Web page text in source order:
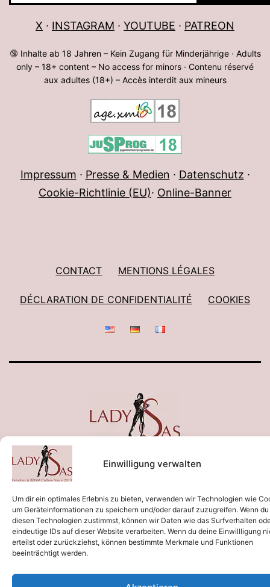
Einwilligung verwalten
Um dir ein optimales Erlebnis zu bieten, verwenden wir Technologien wie
um Geräteinformationen zu speichern und/oder darauf zuzugreifen. Wenn du
diesen Technologien zustimmst, können wir Daten wie das Surfverhalten
eindeutige IDs auf dieser Website verarbeiten. Wenn du deine Einwillligung
erteilst oder zurückziehst, können bestimmte Merkmale und Funktionen
beeinträchtigt werden.
X ∙ INSTAGRAM ∙ YOUTUBE ∙ PATREON
🔞 Inhalte ab 18 Jahren – Kein Zugang für Minderjährige · Adults
only – 18+ content – No access for minors · Contenu réservé
aux adultes (18+) – Accès interdit aux mineurs
Impressum ∙ Presse & Medien ∙ Datenschutz ∙
Cookie-Richtlinie (EU)∙ Online-Banner
CONTACT MENTIONS LÉGALES
DÉCLARATION DE CONFIDENTIALITÉ COOKIES